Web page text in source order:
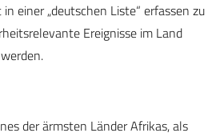
einer „deutschen Liste“ erfassen zu
Ereignisse im Land
der ärmsten Länder Afrikas, als